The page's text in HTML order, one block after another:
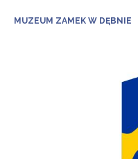
MUZEUM ZAMEK W DĘBNIE